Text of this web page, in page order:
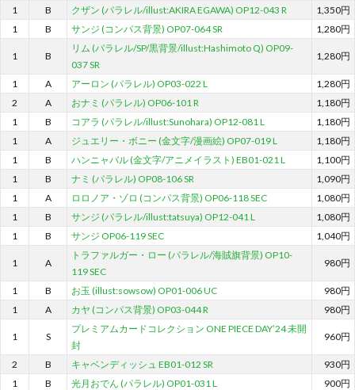
1 B クザン (パラレル/illust:AKIRA EGAWA) OP12-043 R
1,350円
1
B サンジ (コンパス背景) OP07-064 SR 1,280円
1 B
リム (パラレル/SP/黒背景/illust:Hashimoto Q) OP09-
037 SR
1,280円
1 A アーロン (パラレル) OP03-022 L
1,280円
2
A おナミ (パラレル) OP06-101 R
1,180円
1
B コアラ (パラレル/illust:Sunohara) OP12-081 L
1,180円
1
A ジュエリー・ボニー (金文字/漫画絵) OP07-019 L
1,180円
1
B ハンニャバル (金文字/アニメイラスト) EB01-021 L
1,100円
1
B ナミ (パラレル) OP08-106 SR
1,090円
1
A ロロノア・ゾロ (コンパス背景) OP06-118 SEC
1,080円
1
B サンジ (パラレル/illust:tatsuya) OP12-041 L
1,080円
1
B サンジ OP06-119 SEC 1,040円
1 A
トラファルガー・ロー (パラレル/海賊旗背景) OP10-
119 SEC
980円
1 B お玉 (illust:sowsow) OP01-006 UC
980円
1
A カヤ (コンパス背景) OP03-044 R 980円
1 S
プレミアムカードコレクション ONE PIECE DAY’24 未開
封
960円
2 B キャベンディッシュ EB01-012 SR
930円
1
B 光月おでん (パラレル) OP01-031 L
900円